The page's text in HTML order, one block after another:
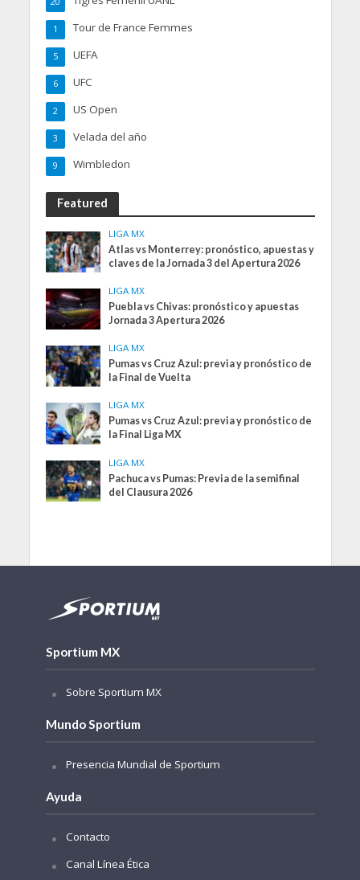
Tour de France Femmes
1
UEFA
5
UFC
6
US Open
2
Velada del año
3
Wimbledon
9
Featured
LIGA MX
Atlas vs Monterrey: pronóstico, apuestas y
claves de la Jornada 3 del Apertura 2026
LIGA MX
Puebla vs Chivas: pronóstico y apuestas
Jornada 3 Apertura 2026
LIGA MX
Pumas vs Cruz Azul: previa y pronóstico de
la Final de Vuelta
LIGA MX
Pumas vs Cruz Azul: previa y pronóstico de
la Final Liga MX
LIGA MX
Pachuca vs Pumas: Previa de la semifinal
del Clausura 2026
Sportium MX
Sobre Sportium MX
Mundo Sportium
Presencia Mundial de Sportium
Ayuda
Contacto
Canal Línea Ética